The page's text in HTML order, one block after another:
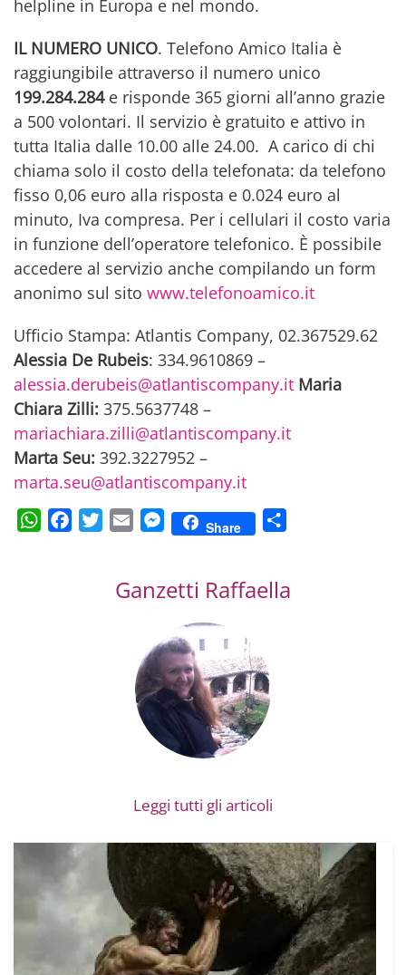
helpline in Europa e nel mondo.
IL NUMERO UNICO. Telefono Amico Italia è
raggiungibile attraverso il numero unico
199.284.284e risponde 365 giorni all’anno grazie
a 500 volontari. Il servizio è gratuito e attivo in
tutta Italia dalle 10.00 alle 24.00. A carico di chi
chiama solo il costo della telefonata: da telefono
fisso 0,06 euro alla risposta e 0.024 euro al
minuto, Iva compresa. Per i cellulari il costo varia
in funzione dell’operatore telefonico. È possibile
accedere al servizio anche compilando un form
anonimo sul sito www.telefonoamico.it
Ufficio Stampa: Atlantis Company, 02.367529.62
Alessia De Rubeis: 334.9610869 –
alessia.derubeis@atlantiscompany.it Maria
Chiara Zilli: 375.5637748 –
mariachiara.zilli@atlantiscompany.it
Marta Seu: 392.3227952 –
marta.seu@atlantiscompany.it
WhatsAppFacebookTwitterEmail Messenger
Share
Ganzetti Raffaella
Leggi tutti gli articoli